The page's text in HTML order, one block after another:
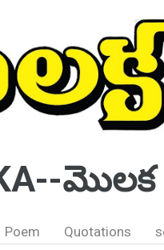
మొలక
Poem Quotations